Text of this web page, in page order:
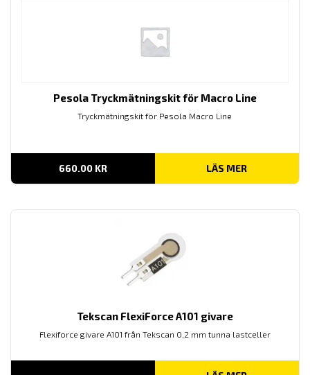
Pesola Tryckmätningskit för Macro Line
Tryckmätningskit för Pesola Macro Line
660.00 KR LÄS MER
Tekscan FlexiForce A101 givare
Flexiforce givare A101 från Tekscan 0,2 mm tunna lastceller